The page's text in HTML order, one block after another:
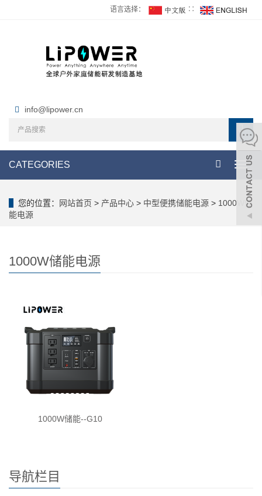
语言选择： ∷
info@lipower.cn
CATEGORIES
您的位置： 网站首页 > 产品中心 > 中型便携储能电源 > 1000W储
能电源
1000W储能电源
1000W储能--G10
导航栏目